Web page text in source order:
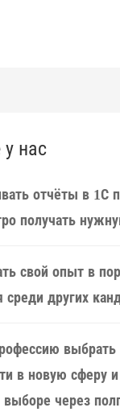
нас
отчёты в 1С
получать
свой опыт в
среди других
в новую сферу
через